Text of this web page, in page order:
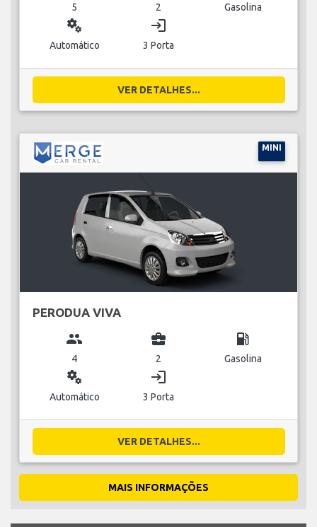
5 2 Gasolina
miscellaneous_services
Automático
login
3 Porta
VER DETALHES...
MINI
PERODUA VIVA
group
4
business_center
2
local_gas_station
Gasolina
miscellaneous_services
Automático
login
3 Porta
VER DETALHES...
MAIS INFORMAÇÕES